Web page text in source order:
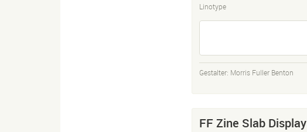
Linotype
Gestalter: Morris Fuller Benton
FF Zine Slab Display